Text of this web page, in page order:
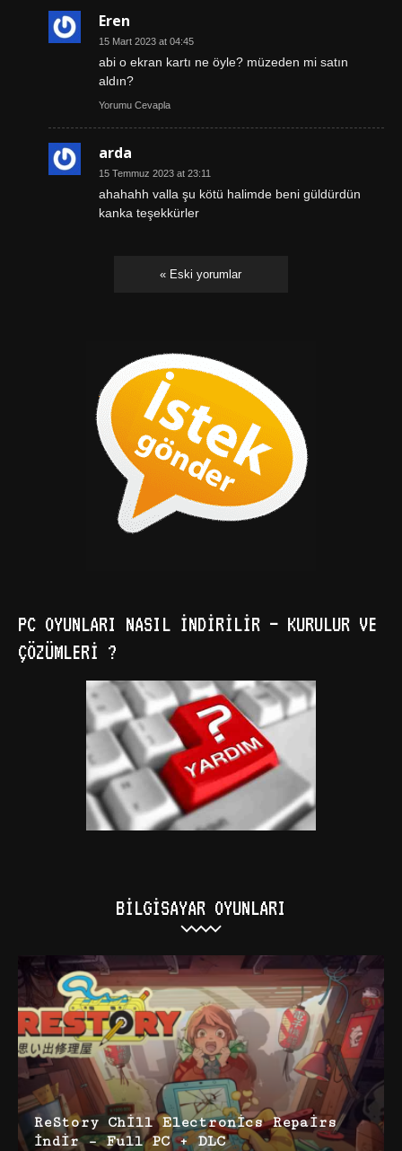
Eren
15 Mart 2023 at 04:45
abi o ekran kartı ne öyle? müzeden mi satın
aldın?
Yorumu Cevapla
arda
15 Temmuz 2023 at 23:11
ahahahh valla şu kötü halimde beni güldürdün
kanka teşekkürler
« Eski yorumlar
PC OYUNLARI NASIL İNDIRILIR – KURULUR VE
ÇÖZÜMLERI ?
BILGISAYAR OYUNLARI
ReStory Chill Electronics Repairs
İndir – Full PC + DLC